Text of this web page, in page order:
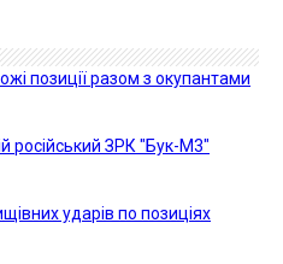
позиції разом з окупантами
російський ЗРК "Бук-М3"
ударів по позиціях